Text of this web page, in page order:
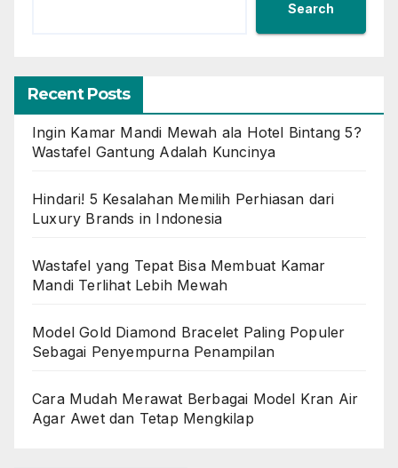
Search
Recent Posts
Ingin Kamar Mandi Mewah ala Hotel Bintang 5?
Wastafel Gantung Adalah Kuncinya
Hindari! 5 Kesalahan Memilih Perhiasan dari
Luxury Brands in Indonesia
Wastafel yang Tepat Bisa Membuat Kamar
Mandi Terlihat Lebih Mewah
Model Gold Diamond Bracelet Paling Populer
Sebagai Penyempurna Penampilan
Cara Mudah Merawat Berbagai Model Kran Air
Agar Awet dan Tetap Mengkilap